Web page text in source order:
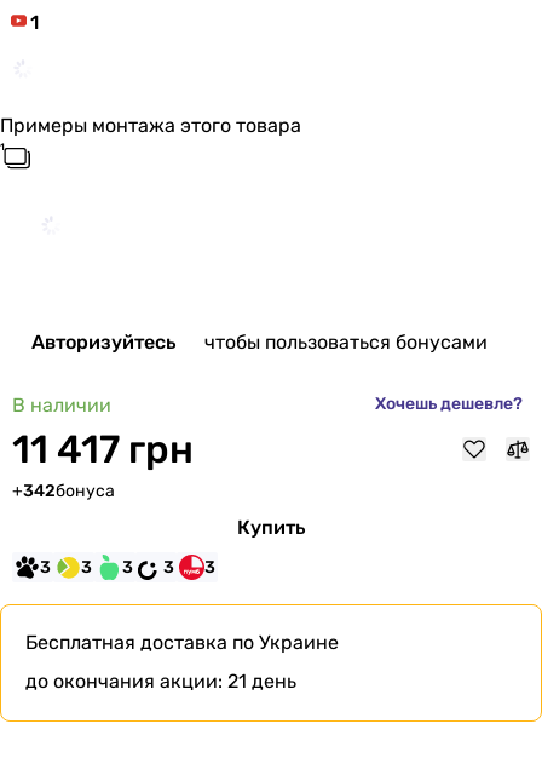
1
Примеры монтажа этого товара
Авторизуйтесь чтобы пользоваться бонусами
В наличии Хочешь дешевле?
11 417 грн
+342бонуса
Купить
3 3 3 3 3
Бесплатная доставка по Украине
до окончания акции: 21 день